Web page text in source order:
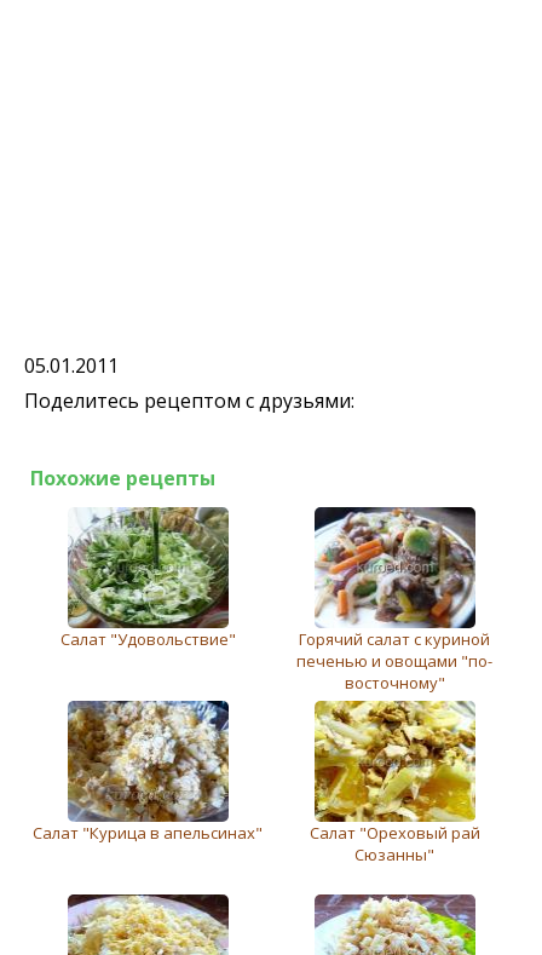
05.01.2011
Поделитесь рецептом с друзьями:
Похожие рецепты
Салат "Удовольствие"
Горячий салат с куриной
печенью и овощами "по-
восточному"
Салат "Курица в апельсинах"
Салат "Ореховый рай
Сюзанны"